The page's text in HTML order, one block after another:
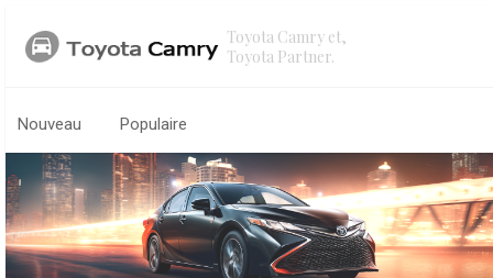
Toyota Camry et,
Toyota Partner.
Nouveau Populaire